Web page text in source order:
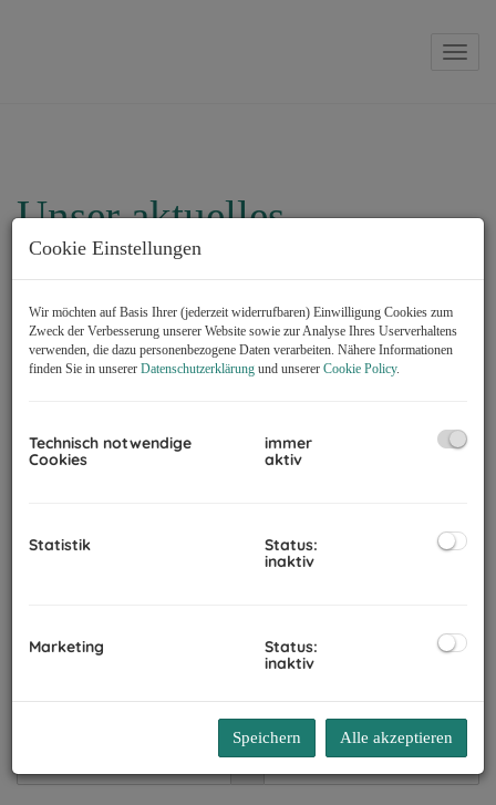
Unser aktuelles
Immobilienangebot zum
Wohnen
Alle Miete
Region
Cookie Einstellungen
Wir möchten auf Basis Ihrer (jederzeit widerrufbaren) Einwilligung Cookies zum
Zweck der Verbesserung unserer Website sowie zur Analyse Ihres Userverhaltens
verwenden, die dazu personenbezogene Daten verarbeiten. Nähere Informationen
finden Sie in unserer Datenschutzerklärung und unserer Cookie Policy.
Technisch notwendige
Cookies
immer
aktiv
Statistik
Status:
inaktiv
Marketing
Status:
inaktiv
Speichern Alle akzeptieren